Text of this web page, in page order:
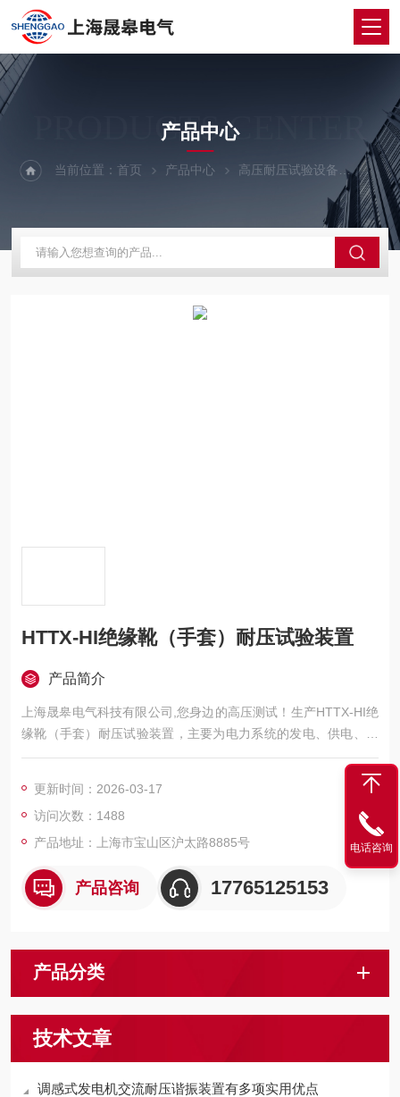
PRODUCTS CENTER
产品中心
当前位置：首页 产品中心 高压耐压试验设备 全自
HTTX-HI绝缘靴（手套）耐压试验装置
产品简介
上海晟皋电气科技有限公司,您身边的高压测试！生产HTTX-HI绝
缘靴（手套）耐压试验装置，主要为电力系统的发电、供电、用
电部门，科研机构与电力设备相关的生产企业，提供的高压试验
更新时间：2026-03-17
访问次数：1488
产品地址：上海市宝山区沪太路8885号
产品咨询 17765125153
产品分类
技术文章
调感式发电机交流耐压谐振装置有多项实用优点
电话咨询